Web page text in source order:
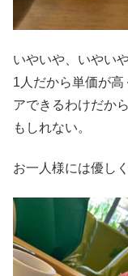
いやいや、いやい
1人だから単価が
アできるわけだか
もしれない。
お一人様には優し